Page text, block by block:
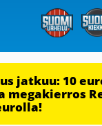
jatkuu: 10
megakierros